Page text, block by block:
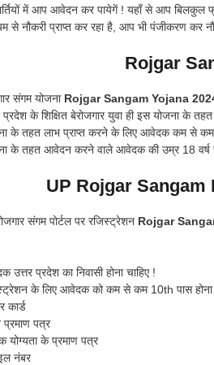
में आप आवेदन कर पायेगें ! यहाँ से आप बिलकुल
से नौकरी प्राप्त कर रहा है, आप भी पंजीकरण कर
Rojgar
संगम योजना Rojgar Sangam Yojana
प्रदेश के शिक्षित बेरोजगार युवा ही इस योजना के
के तहत लाभ प्राप्त करने के लिए आवेदक कम से कम
के तहत आवेदन करने वाले आवेदक की उम्र 18 वर्ष से
UP Rojgar Sangam
संगम पोर्टल पर रजिस्ट्रेशन Rojgar
उत्तर प्रदेश का निवासी होना चाहिए !
के लिए आवेदक को कम से कम 10th पास होना
कार्ड
प्रमाण पत्र
योग्यता के प्रमाण पत्र
नंबर